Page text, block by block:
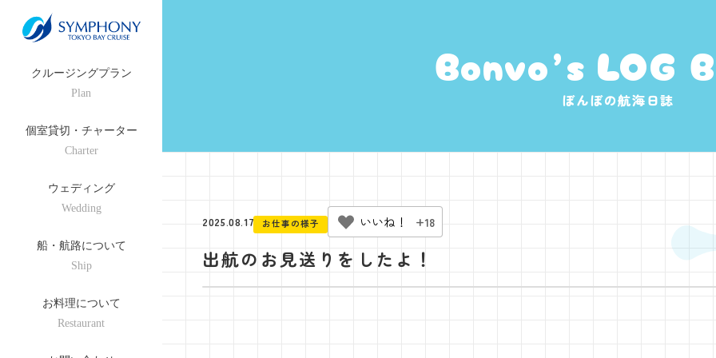
クルージングプラン
Plan
個室貸切・チャーター
Charter
ウェディング
Wedding
船・航路について
Ship
お料理について
Restaurant
Bonvo’s LOG
ぼんぼの航海日誌
2025.08.17 お仕事の様子 +18
出航のお見送りをしたよ！